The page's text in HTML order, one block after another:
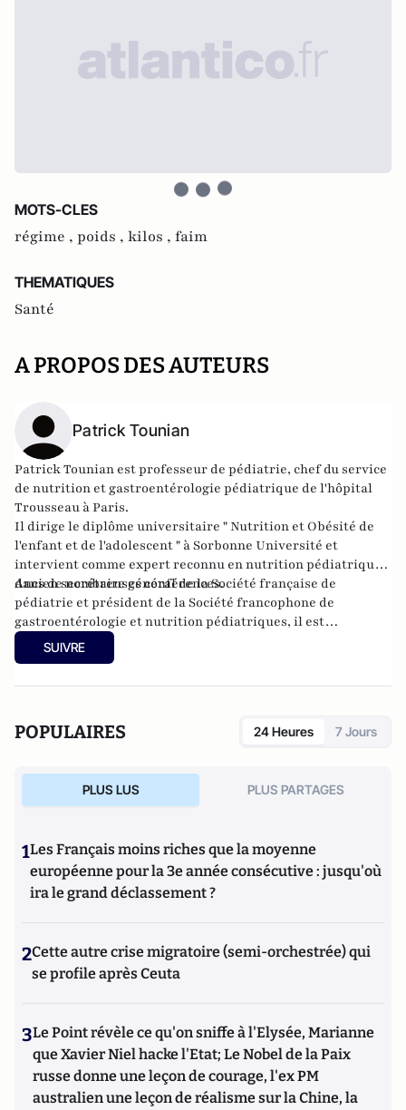
MOTS-CLES
régime , poids , kilos , faim
THEMATIQUES
Santé
A PROPOS DES AUTEURS
Patrick Tounian
Patrick Tounian est professeur de pédiatrie, chef du service
de nutrition et gastroentérologie pédiatrique de l'hôpital
Trousseau à Paris.
Il dirige le diplôme universitaire " Nutrition et Obésité de
l'enfant et de l'adolescent " à Sorbonne Université et
intervient comme expert reconnu en nutrition pédiatrique
dans de nombreuses conférences.
Ancien secrétaire général de la Société française de
pédiatrie et président de la Société francophone de
gastroentérologie et nutrition pédiatriques, il est
actuellement président de l’Association des pédiatres de
langue française. Il est l’auteur de nombreux livres et
SUIVRE
POPULAIRES 24 Heures 7 Jours
PLUS LUS PLUS PARTAGES
1Les Français moins riches que la moyenne
européenne pour la 3e année consécutive : jusqu'où
ira le grand déclassement ?
2Cette autre crise migratoire (semi-orchestrée) qui
se profile après Ceuta
3Le Point révèle ce qu'on sniffe à l'Elysée, Marianne
que Xavier Niel hacke l'Etat; Le Nobel de la Paix
russe donne une leçon de courage, l'ex PM
australien une leçon de réalisme sur la Chine, la